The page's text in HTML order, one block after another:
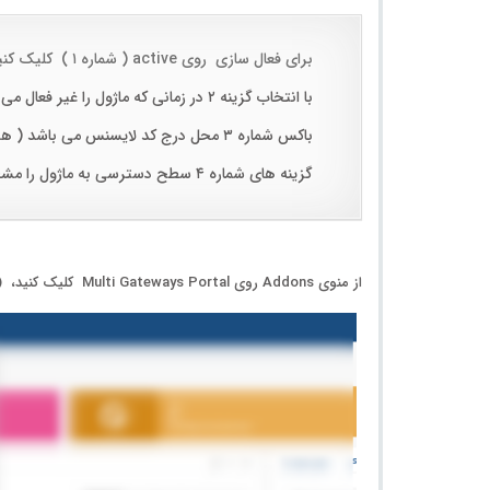
برای فعال سازی روی active ( شماره ۱ ) کلیک کنید
با انتخاب گزینه ۲ در زمانی که ماژول را غیر فعال می کنید اطلاعات و تراکنش ها پاک نمی شود
باکس شماره ۳ محل درج کد لایسنس می باشد ( هر کد لایسنس برای یک سایت می باشد)
گزینه های شماره ۴ سطح دسترسی به ماژول را مشخص می کند
از منوی Addons روی Multi Gateways Portal کلیک کنید، ( مطابق تصویر زیر)